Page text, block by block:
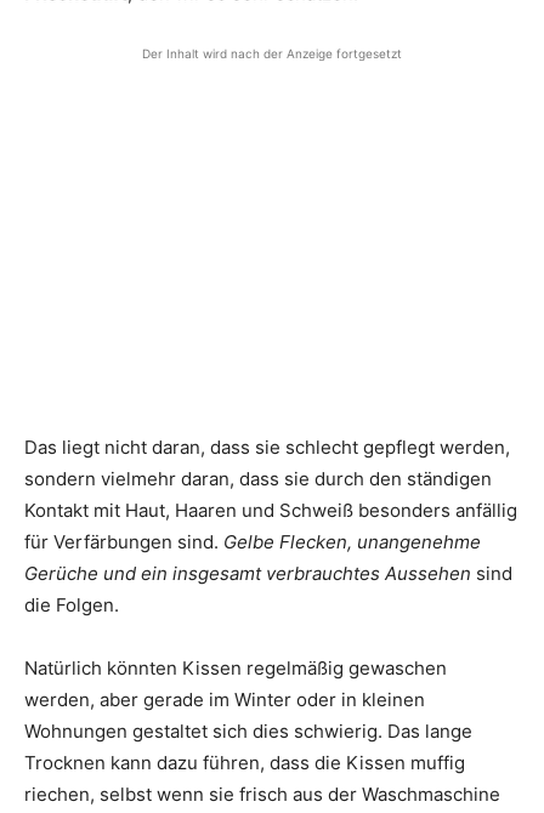
Der Inhalt wird nach der Anzeige fortgesetzt
Das liegt nicht daran, dass sie schlecht gepflegt werden,
sondern vielmehr daran, dass sie durch den ständigen
Kontakt mit Haut, Haaren und Schweiß besonders anfällig
für Verfärbungen sind. Gelbe Flecken, unangenehme
Gerüche und ein insgesamt verbrauchtes Aussehen sind
die Folgen.
Natürlich könnten Kissen regelmäßig gewaschen
werden, aber gerade im Winter oder in kleinen
Wohnungen gestaltet sich dies schwierig. Das lange
Trocknen kann dazu führen, dass die Kissen muffig
riechen, selbst wenn sie frisch aus der Waschmaschine